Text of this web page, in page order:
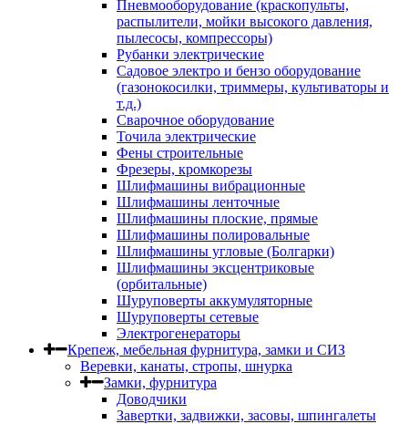
Пневмооборудование (краскопульты,
распылители, мойки высокого давления,
пылесосы, компрессоры)
Рубанки электрические
Садовое электро и бензо оборудование
(газонокосилки, триммеры, культиваторы и
т.д.)
Сварочное оборудование
Точила электрические
Фены строительные
Фрезеры, кромкорезы
Шлифмашины вибрационные
Шлифмашины ленточные
Шлифмашины плоские, прямые
Шлифмашины полировальные
Шлифмашины угловые (Болгарки)
Шлифмашины эксцентриковые
(орбитальные)
Шуруповерты аккумуляторные
Шуруповерты сетевые
Электрогенераторы
Крепеж, мебельная фурнитура, замки и СИЗ
Веревки, канаты, стропы, шнурка
Замки, фурнитура
Доводчики
Завертки, задвижки, засовы, шпингалеты